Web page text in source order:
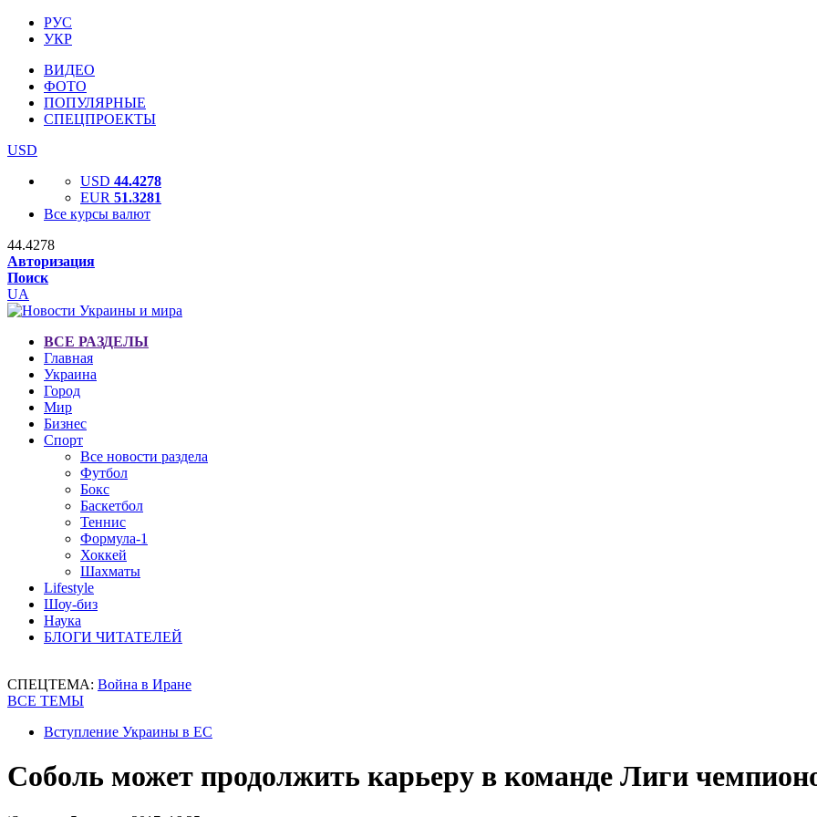
РУС
УКР
ВИДЕО
ФОТО
ПОПУЛЯРНЫЕ
СПЕЦПРОЕКТЫ
USD
USD 44.4278
EUR 51.3281
Все курсы валют
44.4278
Авторизация
Поиск
UA
ВСЕ РАЗДЕЛЫ
Главная
Украина
Город
Мир
Бизнес
Спорт
Все новости раздела
Футбол
Бокс
Баскетбол
Теннис
Формула-1
Хоккей
Шахматы
Lifestyle
Шоу-биз
Наука
БЛОГИ ЧИТАТЕЛЕЙ
СПЕЦТЕМА: Война в Иране
ВСЕ ТЕМЫ
Вступление Украины в ЕС
Соболь может продолжить карьеру в команде Лиги